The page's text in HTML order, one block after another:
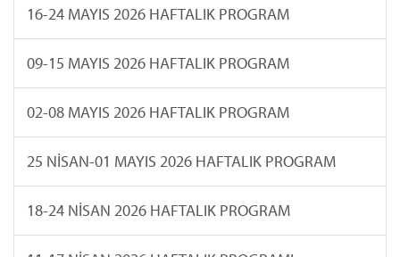
16-24 MAYIS 2026 HAFTALIK PROGRAM
09-15 MAYIS 2026 HAFTALIK PROGRAM
02-08 MAYIS 2026 HAFTALIK PROGRAM
25 NİSAN-01 MAYIS 2026 HAFTALIK PROGRAM
18-24 NİSAN 2026 HAFTALIK PROGRAM